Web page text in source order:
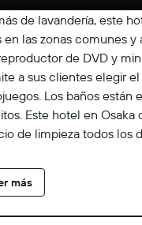
de lavandería, este
en las zonas comunes
de DVD y
a sus clientes elegir
Los baños están
Este hotel en
de limpieza todos los
más